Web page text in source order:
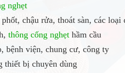
nghẹt
chậu rửa, thoát sàn, các loại
thông cống nghẹt hầm cầu
bệnh viện, chung cư, công ty
thiết bị chuyên dùng